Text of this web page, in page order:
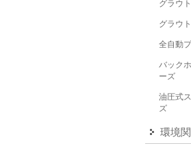
グラウ
グラウ
全自動
バック
ーズ
油圧式
ズ
環境